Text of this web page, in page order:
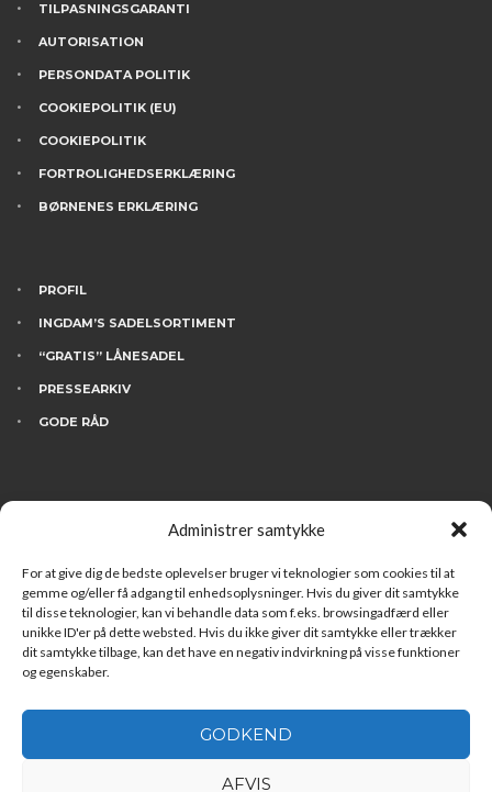
Administrer samtykke
For at give dig de bedste oplevelser bruger vi teknologier som cookies til at
gemme og/eller få adgang til enhedsoplysninger. Hvis du giver dit samtykke
til disse teknologier, kan vi behandle data som f.eks. browsingadfærd eller
unikke ID'er på dette websted. Hvis du ikke giver dit samtykke eller trækker
dit samtykke tilbage, kan det have en negativ indvirkning på visse funktioner
og egenskaber.
GODKEND
AFVIS
TILPASNINGSGARANTI
AUTORISATION
PERSONDATA POLITIK
COOKIEPOLITIK (EU)
COOKIEPOLITIK
FORTROLIGHEDSERKLÆRING
BØRNENES ERKLÆRING
PROFIL
INGDAM’S SADELSORTIMENT
“GRATIS” LÅNESADEL
PRESSEARKIV
GODE RÅD
KONTAKT
HVEM ER VI
FINANSIERING
LEDIGE STILLINGER